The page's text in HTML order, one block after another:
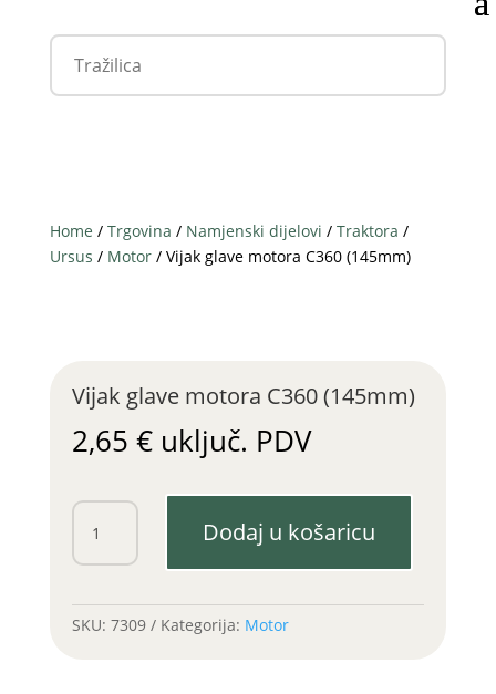
Home / Trgovina / Namjenski dijelovi / Traktora /
Ursus / Motor/ Vijak glave motora C360 (145mm)
Vijak glave motora C360 (145mm)
2,65 € uključ. PDV
Vijak
glave
motora
Dodaj u košaricu
SKU: 7309 Kategorija: Motor